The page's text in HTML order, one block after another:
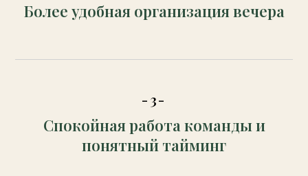
Более удобная организация вечера
-3-
Спокойная работа команды и
понятный тайминг